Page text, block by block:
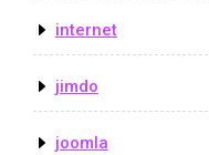
internet
jimdo
joomla